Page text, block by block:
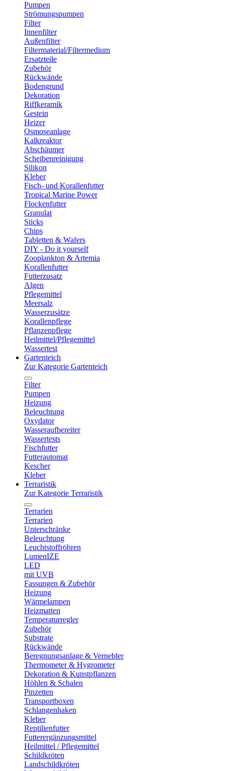
Pumpen
Strömungspumpen
Filter
Innenfilter
Außenfilter
Filtermaterial/Filtermedium
Ersatzteile
Zubehör
Rückwände
Bodengrund
Dekoration
Riffkeramik
Gestein
Heizer
Osmoseanlage
Kalkreaktor
Abschäumer
Scheibenreinigung
Silikon
Kleber
Fisch- und Korallenfutter
Tropical Marine Power
Flockenfutter
Granulat
Sticks
Chips
Tabletten & Wafers
DIY - Do it yourself
Zooplankton & Artemia
Korallenfutter
Futterzusatz
Algen
Pflegemittel
Meersalz
Wasserzusätze
Korallenpflege
Pflanzenpflege
Heilmittel/Pflegemittel
Wassertest
Gartenteich
Zur Kategorie Gartenteich
Filter
Pumpen
Heizung
Beleuchtung
Oxydator
Wasseraufbereiter
Wassertests
Fischfutter
Futterautomat
Kescher
Kleber
Terraristik
Zur Kategorie Terraristik
Terrarien
Terrarien
Unterschränke
Beleuchtung
Leuchtstoffröhren
LumenIZE
LED
mit UVB
Fassungen & Zubehör
Heizung
Wärmelampen
Heizmatten
Temperaturregler
Zubehör
Substrate
Rückwände
Beregnungsanlage & Vernebler
Thermometer & Hygrometer
Dekoration & Kunstpflanzen
Höhlen & Schalen
Pinzetten
Transportboxen
Schlangenhaken
Kleber
Reptilienfutter
Futterergänzungsmittel
Heilmittel / Pflegemittel
Schildkröten
Landschildkröten